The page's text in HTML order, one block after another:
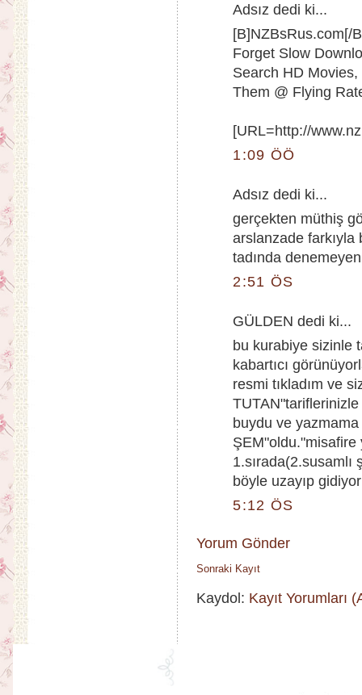
Adsız dedi ki...
[B]NZBsRus.com[/
Forget Slow
Search HD
Them @ Flying
[URL=http://
1:09 ÖÖ
Adsız dedi ki...
gerçekten müthiş
arslanzade farkıyla
tadında
2:51 ÖS
GÜLDEN dedi ki...
bu kurabiye sizinle
kabartıcı
resmi tıkladım ve
buydu ve
ŞEM"oldu."misafire
böyle uzayıp
5:12 ÖS
Yorum Gönder
Sonraki Kayıt
Kaydol: Kayıt Yorumları